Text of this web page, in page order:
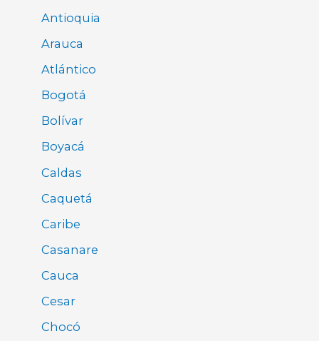
Antioquia
Arauca
Atlántico
Bogotá
Bolívar
Boyacá
Caldas
Caquetá
Caribe
Casanare
Cauca
Cesar
Chocó